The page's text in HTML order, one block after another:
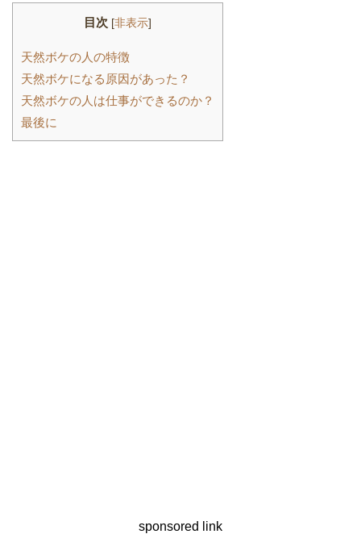
目次 [非表示]
天然ボケの人の特徴
天然ボケになる原因があった？
天然ボケの人は仕事ができるのか？
最後に
sponsored link